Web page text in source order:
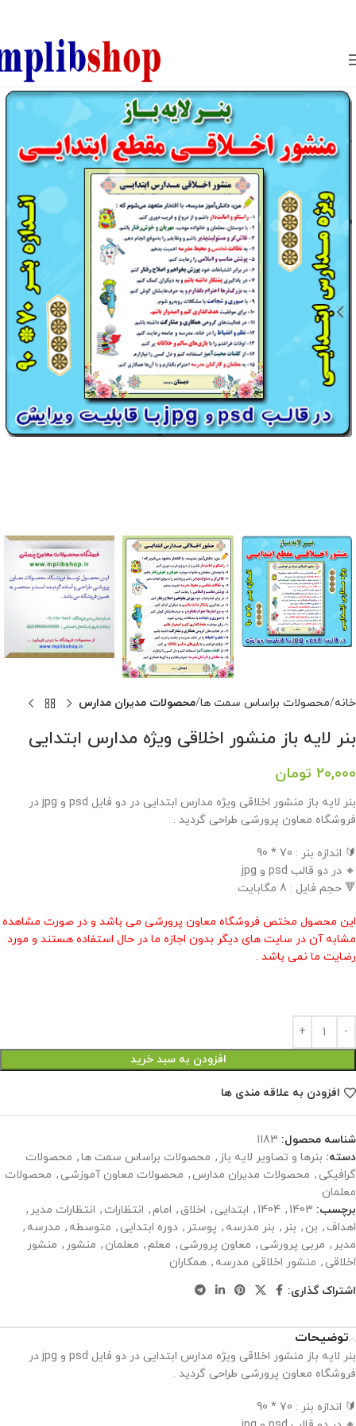
خانه محصولات براساس سمت ها محصولات مدیران مدارس
بنر لایه باز منشور اخلاقی ویژه مدارس ابتدایی
20,000 تومان
بنر لایه باز منشور اخلاقی ویژه مدارس ابتدایی در دو فایل psd و jpg در
فروشگاه معاون پرورشی طراحی گردید .
🔰 اندازه بنر : 70 * 90
🔸 در دو قالب psd و jpg
🔻 حجم فایل : 8 مگابایت
این محصول مختص فروشگاه معاون پرورشی می باشد و در صورت مشاهده
مشابه آن در سایت های دیگر بدون اجازه ما در حال استفاده هستند و مورد
رضایت ما نمی باشد .
افزودن به سبد خرید
افزودن به علاقه مندی ها
شناسه محصول: 1183
دسته: بنرها و تصاویر لایه باز , محصولات براساس سمت ها, محصولات
گرافیکی , محصولات مدیران مدارس , محصولات معاون آموزشی , محصولات
معلمان
برچسب: 1403
,
1404
, ابتدایی , اخلاق, امام, انتظارات , انتظارات مدیر ,
اهداف , بن , بنر , بنر مدرسه , پوستر , دوره ابتدایی , متوسطه , مدرسه ,
مدیر , مربی پرورشی , معاون پرورشی , معلم, معلمان , منشور , منشور
اخلاقی , منشور اخلاقی مدرسه , همکاران
اشتراک گذاری:
توضیحات
بنر لایه باز منشور اخلاقی ویژه مدارس ابتدایی در دو فایل psd و jpg در
فروشگاه معاون پرورشی طراحی گردید .
🔰 اندازه بنر : 70 * 90